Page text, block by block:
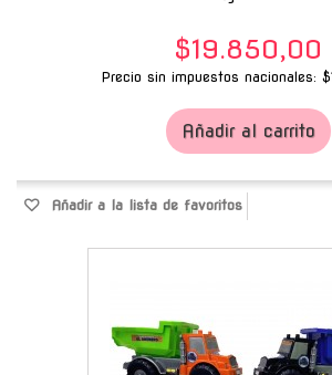
$19.850,00
Precio sin impuestos nacionales:
Añadir al carrito
Añadir a la lista de favoritos